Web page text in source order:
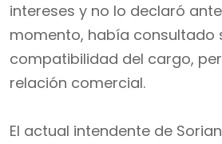
intereses y no lo declaró
momento, había consultado
compatibilidad del cargo,
relación comercial.
El actual intendente de